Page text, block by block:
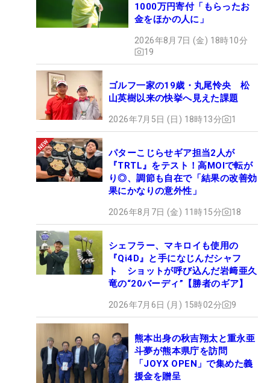
1000万円寄付「もらったお
金をほかの人に」
2026年8月7日 (金) 18時10分
19
ゴルフ一家の19歳・丸尾怜央 松
山英樹以来の快挙へ見えた課題
2026年7月5日 (日) 18時13分 1
パターこじらせギア担当2人が
『TRTL』をテスト！高MOIで転が
り◎、調節も自在で「結果の改善効
果にかなりの意外性」
2026年8月7日 (金) 11時15分 18
シェフラー、マキロイも使用の
『Qi4D』と手になじんだシャフ
ト ショットが呼び込んだ岩﨑亜久
竜の“20バーディ”【勝者のギア】
2026年7月6日 (月) 15時02分 9
熊本出身の秋吉翔太と重永亜
斗夢が熊本県庁を訪問
「JOYX OPEN」で集めた義
援金を贈呈